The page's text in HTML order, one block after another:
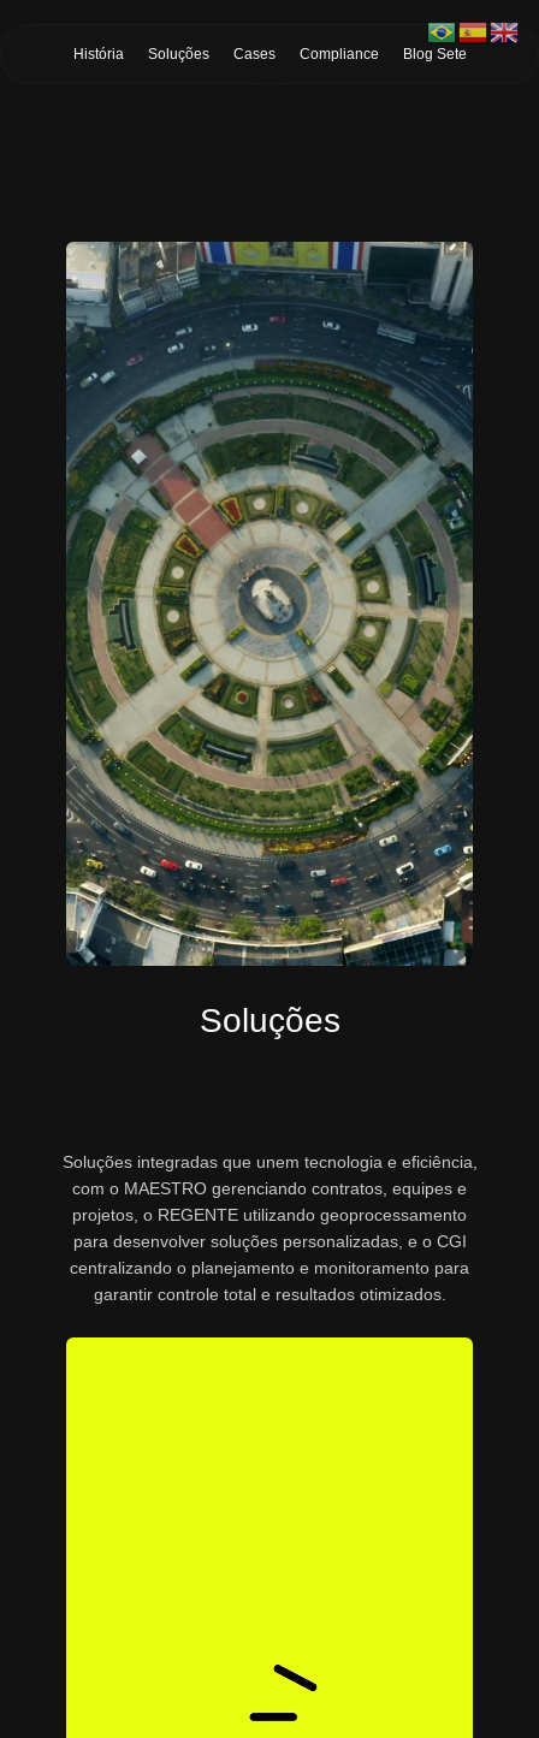
História Soluções Cases Compliance Blog Sete
Soluções
Soluções integradas que unem tecnologia e eficiência,
com o MAESTRO gerenciando contratos, equipes e
projetos, o REGENTE utilizando geoprocessamento
para desenvolver soluções personalizadas, e o CGI
centralizando o planejamento e monitoramento para
garantir controle total e resultados otimizados.